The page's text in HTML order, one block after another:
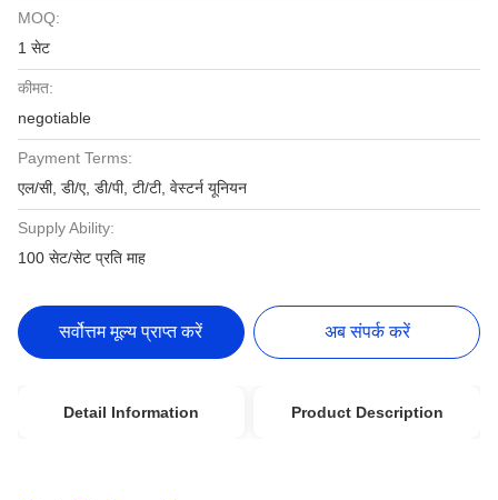
MOQ:
1 सेट
कीमत:
negotiable
Payment Terms:
एल/सी, डी/ए, डी/पी, टी/टी, वेस्टर्न यूनियन
Supply Ability:
100 सेट/सेट प्रति माह
सर्वोत्तम मूल्य प्राप्त करें अब संपर्क करें
Detail Information Product Description